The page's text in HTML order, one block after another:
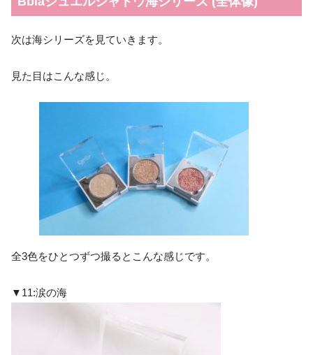
次は海シリーズを見ていきます。
見た目はこんな感じ。
全3色をひとつずつ撮るとこんな感じです。
▼11:涙の海